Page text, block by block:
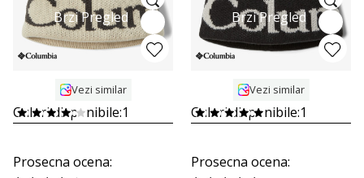
Brzi Pregled
Vezi similar
Culori disponibile:1
Prosecna ocena:
Brzi Pregled
Vezi similar
Culori disponibile:1
Prosecna ocena: